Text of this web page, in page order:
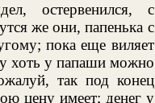
остервенился, с
же они, папенька с
пока еще виляет
хоть у папаши можно
так под конец
цену имеет; денег у